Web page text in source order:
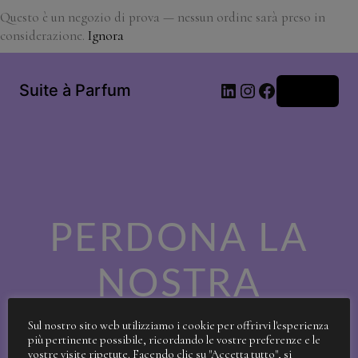
Questo è un negozio di prova — nessun ordine sarà preso in
considerazione. Ignora
Suite à Parfum LinkedIn
Instagram
Facebook
PERDONA LA
NOSTRA
SPORCIZIA!
Sul nostro sito web utilizziamo i cookie per offrirvi l'esperienza
più pertinente possibile, ricordando le vostre preferenze e le
vostre visite ripetute. Facendo clic su "Accetta tutto", si